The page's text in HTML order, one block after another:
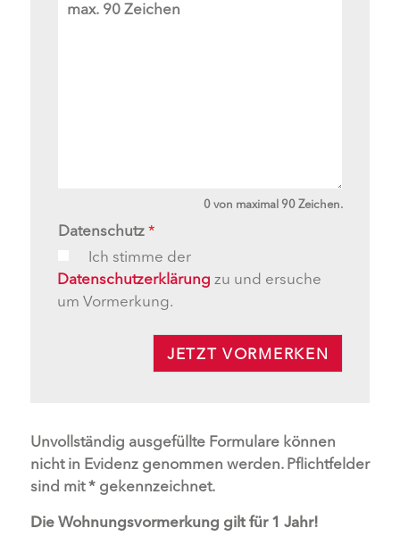
0 von maximal 90 Zeichen.
Datenschutz*
Ich stimme der
Datenschutzerklärung zu und ersuche
um Vormerkung.
JETZT VORMERKEN
Unvollständig ausgefüllte Formulare können
nicht in Evidenz genommen werden. Pflichtfelder
sind mit * gekennzeichnet.
Die Wohnungsvormerkung gilt für 1 Jahr!